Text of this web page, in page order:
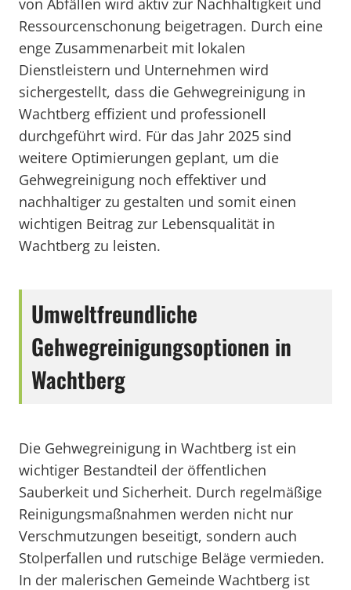
von Abfällen wird aktiv zur Nachhaltigkeit und
Ressourcenschonung beigetragen. Durch eine
enge Zusammenarbeit mit lokalen
Dienstleistern und Unternehmen wird
sichergestellt, dass die Gehwegreinigung in
Wachtberg effizient und professionell
durchgeführt wird. Für das Jahr 2025 sind
weitere Optimierungen geplant, um die
Gehwegreinigung noch effektiver und
nachhaltiger zu gestalten und somit einen
wichtigen Beitrag zur Lebensqualität in
Wachtberg zu leisten.
Umweltfreundliche
Gehwegreinigungsoptionen in
Wachtberg
Die Gehwegreinigung in Wachtberg ist ein
wichtiger Bestandteil der öffentlichen
Sauberkeit und Sicherheit. Durch regelmäßige
Reinigungsmaßnahmen werden nicht nur
Verschmutzungen beseitigt, sondern auch
Stolperfallen und rutschige Beläge vermieden.
In der malerischen Gemeinde Wachtberg ist